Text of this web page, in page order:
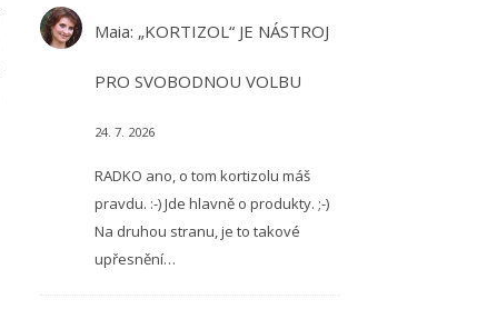
Maia: „KORTIZOL“ JE NÁSTROJ
PRO SVOBODNOU VOLBU
24. 7. 2026
RADKO ano, o tom kortizolu máš
pravdu. :-) Jde hlavně o produkty. ;-)
Na druhou stranu, je to takové
upřesnění…